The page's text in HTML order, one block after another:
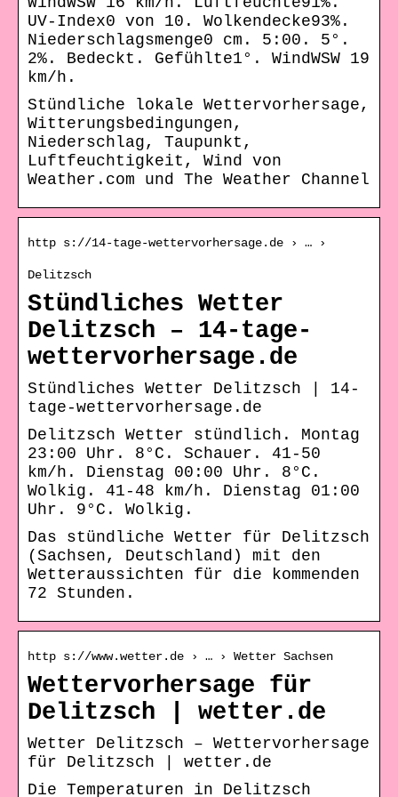
UV-Index0 von 10. Wolkendecke93%.
Niederschlagsmenge0 cm. 5:00. 5°.
2%. Bedeckt. Gefühlte1°. WindWSW 19
km/h.
Stündliche lokale Wettervorhersage,
Witterungsbedingungen,
Niederschlag, Taupunkt,
Luftfeuchtigkeit, Wind von
Weather.com und The Weather Channel
http s://14-tage-wettervorhersage.de › … ›
Delitzsch
Stündliches Wetter
Delitzsch – 14-tage-
wettervorhersage.de
Stündliches Wetter Delitzsch | 14-
tage-wettervorhersage.de
Delitzsch Wetter stündlich. Montag
23:00 Uhr. 8°C. Schauer. 41-50
km/h. Dienstag 00:00 Uhr. 8°C.
Wolkig. 41-48 km/h. Dienstag 01:00
Uhr. 9°C. Wolkig.
Das stündliche Wetter für Delitzsch
(Sachsen, Deutschland) mit den
Wetteraussichten für die kommenden
72 Stunden.
http s://www.wetter.de › … › Wetter Sachsen
Wettervorhersage für
Delitzsch | wetter.de
Wetter Delitzsch – Wettervorhersage
für Delitzsch | wetter.de
Die Temperaturen in Delitzsch